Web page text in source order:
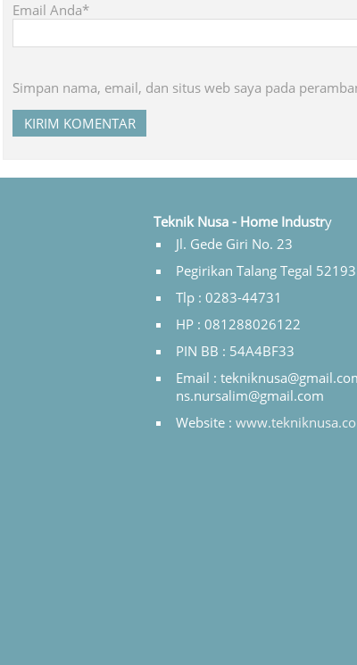
Email Anda*
Simpan nama, email, dan situs web saya pada
Teknik Nusa - Home Industry
Jl. Gede Giri No. 23
Pegirikan Talang Tegal 52193
Tlp : 0283-44731
HP : 081288026122
PIN BB : 54A4BF33
Email :
ns.nursalim@gmail.com
Website :